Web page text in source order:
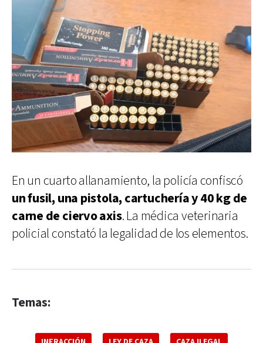
En un cuarto allanamiento, la policía confiscó
un fusil, una pistola, cartuchería y 40 kg de
carne de ciervo axis. La médica veterinaria
policial constató la legalidad de los elementos.
Temas: